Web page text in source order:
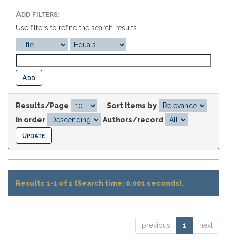
Add filters:
Use filters to refine the search results.
Results/Page
Sort items by
In order
Authors/record
Results 1-1 of 1 (Search time: 0.001 seconds).
previous 1 next